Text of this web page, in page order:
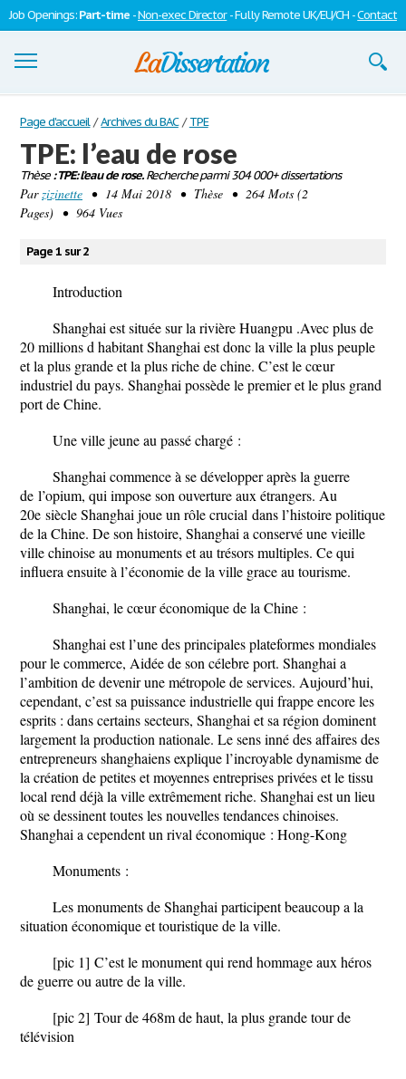
Job Openings:Part-time -Non-exec Director- Fully Remote UK/EU/CH -Contact
Dissertations
S'inscrire
Se connecter
Page d'accueil / Archives du BAC / TPE
TPE: l’eau de rose
Thèse: TPE: l’eau de rose.Recherche parmi 304 000+ dissertations
Parzizinette • 14 Mai 2018 • Thèse • 264 Mots (2
Pages) • 964 Vues
Page 1 sur 2
Introduction
Shanghai est située sur la rivière Huangpu .Avec plus de
20 millions d habitant Shanghai est donc la ville la plus peuple
et la plus grande et la plus riche de chine. C’est le cœur
industriel du pays. Shanghai possède le premier et le plus grand
port de Chine.
Une ville jeune au passé chargé :
Shanghai commence à se développer après la guerre
de l’opium, qui impose son ouverture aux étrangers. Au
20e siècle Shanghai joue un rôlecrucial dans l’histoire politique
de la Chine. De son histoire, Shanghai a conservé une vieille
ville chinoise au monuments et au trésors multiples. Ce qui
influera ensuite à l’économie de la ville grace au tourisme.
Shanghai, le cœur économique de la Chine :
Shanghai est l’une des principales plateformes mondiales
pour le commerce, Aidée de son célebre port. Shanghai a
l’ambition de devenir une métropole de services. Aujourd’hui,
cependant, c’est sa puissance industrielle qui frappe encore les
esprits : dans certains secteurs, Shanghai et sa région dominent
largement la production nationale. Le sens inné des affaires des
entrepreneurs shanghaiens explique l’incroyable dynamisme de
la création de petites et moyennes entreprises privées et le tissu
local rend déjà la ville extrêmement riche. Shanghai est un lieu
où se dessinent toutes les nouvelles tendances chinoises.
Shanghai a cependent un rival économique : Hong-Kong
Monuments :
Les monuments de Shanghai participent beaucoup a la
situation économique et touristique de la ville.
[pic 1] C’est le monument qui rend hommage aux héros
de guerre ou autre de la ville.
[pic 2] Tour de 468m de haut, la plus grande tour de
télévision